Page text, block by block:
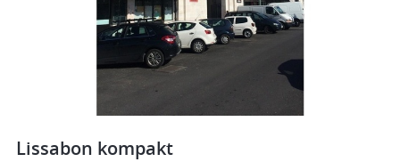
Lissabon kompakt